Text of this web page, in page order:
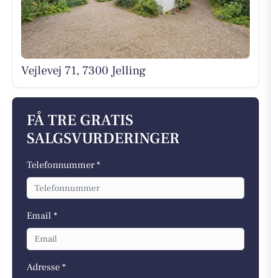
Vejlevej 71, 7300 Jelling
FÅ TRE GRATIS
SALGSVURDERINGER
Telefonnummer *
Email *
Adresse *